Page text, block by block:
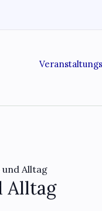
Alltag
Alltag